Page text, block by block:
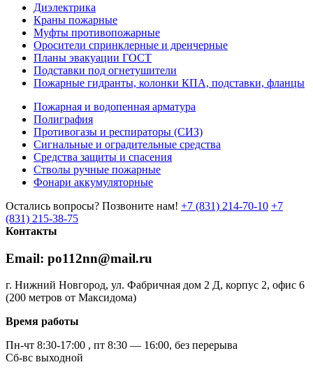
Диэлектрика
Краны пожарные
Муфты противопожарные
Оросители спринклерные и дренчерные
Планы эвакуации ГОСТ
Подставки под огнетушители
Пожарные гидранты, колонки КПА, подставки, фланцы
Пожарная и водопенная арматура
Полиграфия
Противогазы и респираторы (СИЗ)
Сигнальные и оградительные средства
Средства защиты и спасения
Стволы ручные пожарные
Фонари аккумуляторные
Остались вопросы? Позвоните нам! +7 (831) 214-70-10 +7
(831) 215-38-75
Контакты
Email: po112nn@mail.ru
г. Нижний Новгород, ул. Фабричная дом 2 Д, корпус 2, офис 6
(200 метров от Максидома)
Время работы
Пн-чт 8:30-17:00 , пт 8:30 — 16:00, без перерыва
Сб-вс выходной